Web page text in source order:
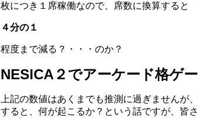
枚につき１席稼働なので、席数に換算すると
４分の１
程度まで減る？・・・のか？
NESICA２でアーケード格ゲ
上記の数値はあくまでも推測に過ぎません
すると、何が起こるか？という話ですが、皆